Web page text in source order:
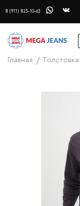
8 (911) 823-10-63
Главная